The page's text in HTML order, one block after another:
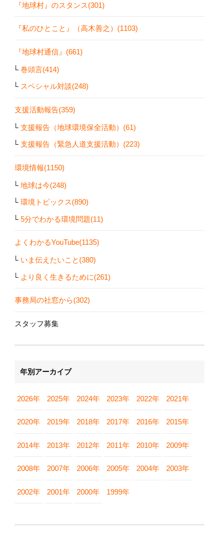
『地球村』のスタンス(301)
『私のひとこと』（高木善之）(1103)
『地球村通信』(661)
巻頭言(414)
スペシャル対談(248)
支援活動報告(359)
支援報告（地球環境保全活動）(61)
支援報告（緊急人道支援活動）(223)
環境情報(1150)
地球は今(248)
環境トピックス(890)
5分でわかる環境問題(11)
よくわかるYouTube(1135)
いま伝えたいこと(380)
より良く生きるために(261)
事務局の社窓から(302)
スタッフ募集
年別アーカイブ
2026年 2025年 2024年 2023年 2022年 2021年
2020年 2019年 2018年 2017年 2016年 2015年
2014年 2013年 2012年 2011年 2010年 2009年
2008年 2007年 2006年 2005年 2004年 2003年
2002年 2001年 2000年 1999年